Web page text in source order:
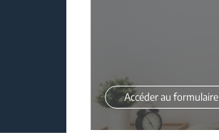
Accéder au formulaire